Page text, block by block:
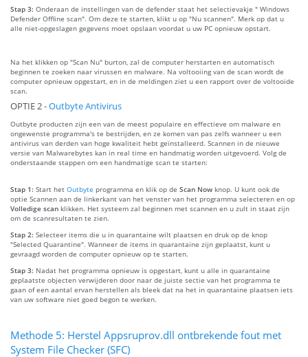
Stap 3: Onderaan de instellingen van de defender staat het selectievakje " Windows
Defender Offline scan". Om deze te starten, klikt u op "Nu scannen". Merk op dat u
alle niet-opgeslagen gegevens moet opslaan voordat u uw PC opnieuw opstart.
Na het klikken op "Scan Nu" burton, zal de computer herstarten en automatisch
beginnen te zoeken naar virussen en malware. Na voltooiing van de scan wordt de
computer opnieuw opgestart, en in de meldingen ziet u een rapport over de voltooide
scan.
OPTIE 2 -Outbyte Antivirus
Outbyte producten zijn een van de meest populaire en effectieve om malware en
ongewenste programma's te bestrijden, en ze komen van pas zelfs wanneer u een
antivirus van derden van hoge kwaliteit hebt geïnstalleerd. Scannen in de nieuwe
versie van Malwarebytes kan in real time en handmatig worden uitgevoerd. Volg de
onderstaande stappen om een handmatige scan te starten:
Stap 1: Start het Outbyte programma en klik op de Scan Now knop. U kunt ook de
optie Scannen aan de linkerkant van het venster van het programma selecteren en op
Volledige scan klikken. Het systeem zal beginnen met scannen en u zult in staat zijn
om de scanresultaten te zien.
Stap 2: Selecteer items die u in quarantaine wilt plaatsen en druk op de knop
"Selected Quarantine". Wanneer de items in quarantaine zijn geplaatst, kunt u
gevraagd worden de computer opnieuw op te starten.
Stap 3: Nadat het programma opnieuw is opgestart, kunt u alle in quarantaine
geplaatste objecten verwijderen door naar de juiste sectie van het programma te
gaan of een aantal ervan herstellen als bleek dat na het in quarantaine plaatsen iets
van uw software niet goed begon te werken.
Methode 5: Herstel Appsruprov.dll ontbrekende fout met
System File Checker (SFC)